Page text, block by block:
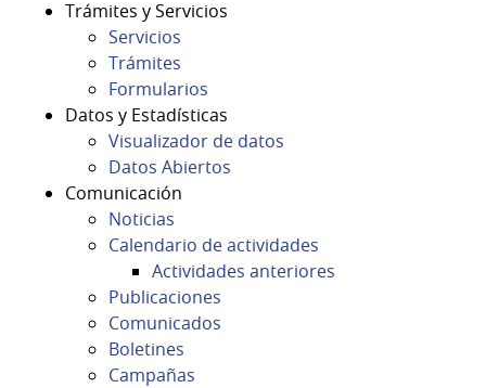
Trámites y Servicios
Servicios
Trámites
Formularios
Datos y Estadísticas
Visualizador de datos
Datos Abiertos
Comunicación
Noticias
Calendario de actividades
Actividades anteriores
Publicaciones
Comunicados
Boletines
Campañas